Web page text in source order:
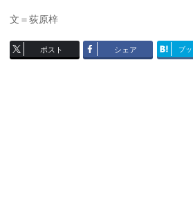
文＝荻原梓
ポスト シェア ブ